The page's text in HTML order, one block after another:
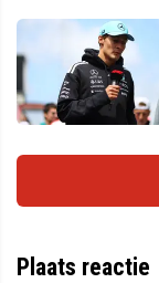
Plaats reactie